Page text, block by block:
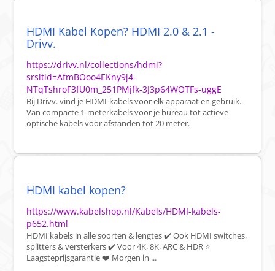
HDMI Kabel Kopen? HDMI 2.0 & 2.1 -
Drivv.
https://drivv.nl/collections/hdmi?
srsltid=AfmBOoo4EKny9j4-
NTqTshroF3fU0m_251PMjfk-3J3p64WOTFs-uggE
Bij Drivv. vind je HDMI-kabels voor elk apparaat en gebruik.
Van compacte 1-meterkabels voor je bureau tot actieve
optische kabels voor afstanden tot 20 meter.
HDMI kabel kopen?
https://www.kabelshop.nl/Kabels/HDMI-kabels-
p652.html
HDMI kabels in alle soorten & lengtes ✔️ Ook HDMI switches,
splitters & versterkers ✔️ Voor 4K, 8K, ARC & HDR ⭐
Laagsteprijsgarantie ❤️ Morgen in ...